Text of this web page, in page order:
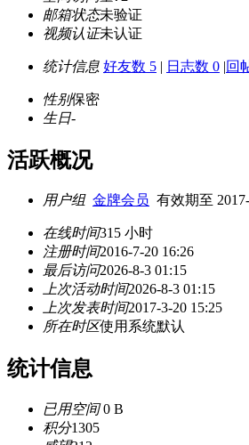
邮箱状态未验证
视频认证未认证
统计信息 好友数 5 | 日志数 0 |回
性别保密
生日-
活跃概况
用户组 金牌会员 有效期至
在线时间315 小时
注册时间2016-7-20 16:26
最后访问2026-8-3 01:15
上次活动时间2026-8-3 01:15
上次发表时间2017-3-20 15:25
所在时区使用系统默认
统计信息
已用空间0 B
积分1305